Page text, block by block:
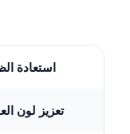
استعادة
تعزيز لون